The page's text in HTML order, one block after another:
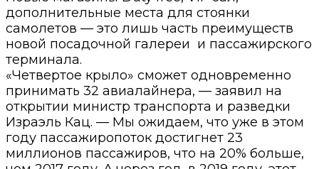
дополнительные места для стоянки
самолетов — это лишь часть преимуществ
новой посадочной галереи и пассажирского
терминала.
«Четвертое крыло» сможет одновременно
принимать 32 авиалайнера, — заявил на
открытии министр транспорта и разведки
Израэль Кац. — Мы ожидаем, что уже в этом
году пассажиропоток достигнет 23
миллионов пассажиров, что на 20% больше,